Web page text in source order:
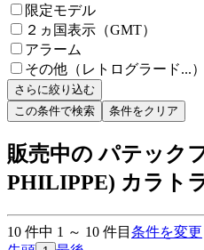
限定モデル
２ヵ国表示（GMT）
アラーム
その他（レトログラード...）
さらに絞り込む
この条件で検索
条件をクリア
販売中の パテック
PHILIPPE) カラト
10 件中 1 ～ 10 件目 条件を変更